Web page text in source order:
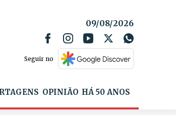
09/08/2026
Seguir no
OPINIÃO HÁ 50 ANOS